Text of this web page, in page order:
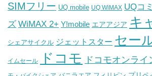
SIMフリー UQ mobile UQ WiMAX UQコ
ズ WiMAX 2+ Y!mobile エアアジア キ
シェアサイクル ジェットスター セー
イムセール ドコモ ドコモオンラ